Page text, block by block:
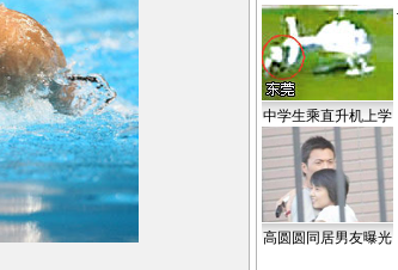
中学生乘直升机上学
高圆圆同居男友曝光